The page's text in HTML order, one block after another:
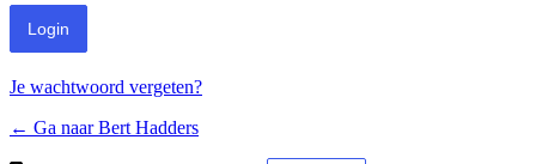
Je wachtwoord vergeten?
← Ga naar Bert Hadders